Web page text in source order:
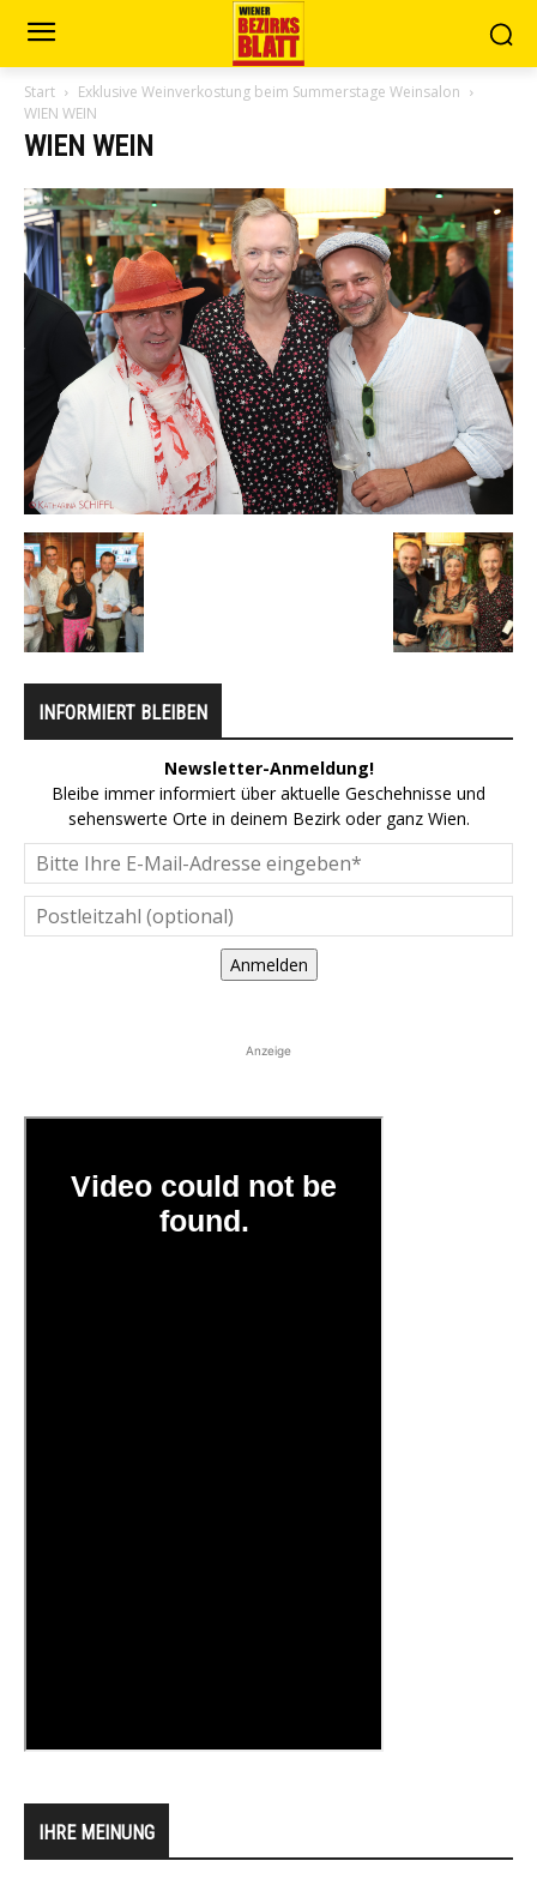
Start
Exklusive Weinverkostung beim Summerstage Weinsalon
WIEN WEIN
WIEN WEIN
INFORMIERT BLEIBEN
Newsletter-Anmeldung!
Bleibe immer informiert über aktuelle Geschehnisse und
sehenswerte Orte in deinem Bezirk oder ganz Wien.
Anmelden
Anzeige
IHRE MEINUNG